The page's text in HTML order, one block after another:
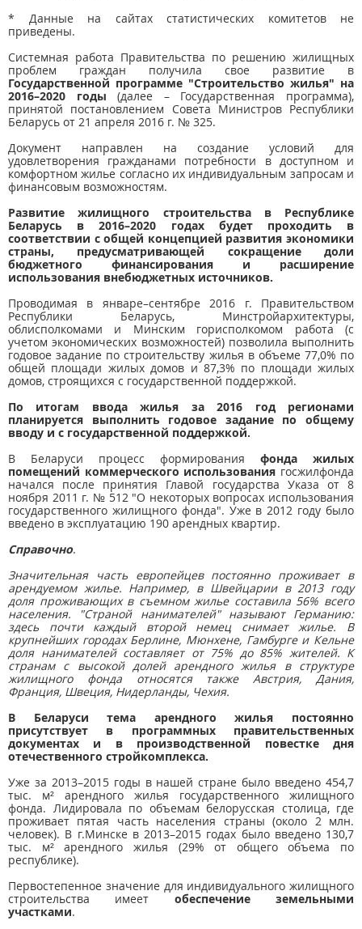
* Данные на сайтах статистических комитетов не
приведены.
Системная работа Правительства по решению жилищных
проблем граждан получила свое развитие в
Государственной программе "Строительство жилья" на
2016–2020 годы (далее – Государственная программа),
принятой постановлением Совета Министров Республики
Беларусь от 21 апреля 2016 г. № 325.
Документ направлен на создание условий для
удовлетворения гражданами потребности в доступном и
комфортном жилье согласно их индивидуальным запросам и
финансовым возможностям.
Развитие жилищного строительства в Республике
Беларусь в 2016–2020 годах будет проходить в
соответствии с общей концепцией развития экономики
страны, предусматривающей сокращение доли
бюджетного финансирования и расширение
использования внебюджетных источников.
Проводимая в январе–сентябре 2016 г. Правительством
Республики Беларусь, Минстройархитектуры,
облисполкомами и Минским горисполкомом работа (с
учетом экономических возможностей) позволила выполнить
годовое задание по строительству жилья в объеме 77,0% по
общей площади жилых домов и 87,3% по площади жилых
домов, строящихся с государственной поддержкой.
По итогам ввода жилья за 2016 год регионами
планируется выполнить годовое задание по общему
вводу и с государственной поддержкой.
В Беларуси процесс формирования фонда жилых
помещений коммерческого использования госжилфонда
начался после принятия Главой государства Указа от 8
ноября 2011 г. № 512 "О некоторых вопросах использования
государственного жилищного фонда". Уже в 2012 году было
введено в эксплуатацию 190 арендных квартир.
Справочно.
Значительная часть европейцев постоянно проживает в
арендуемом жилье. Например, в Швейцарии в 2013 году
доля проживающих в съемном жилье составила 56% всего
населения. "Страной нанимателей" называют Германию:
здесь почти каждый второй немец снимает жилье. В
крупнейших городах Берлине, Мюнхене, Гамбурге и Кельне
доля нанимателей составляет от 75% до 85% жителей. К
странам с высокой долей арендного жилья в структуре
жилищного фонда относятся также Австрия, Дания,
Франция, Швеция, Нидерланды, Чехия.
В Беларуси тема арендного жилья постоянно
присутствует в программных правительственных
документах и в производственной повестке дня
отечественного стройкомплекса.
Уже за 2013–2015 годы в нашей стране было введено 454,7
тыс. м² арендного жилья государственного жилищного
фонда. Лидировала по объемам белорусская столица, где
проживает пятая часть населения страны (около 2 млн.
человек). В г.Минске в 2013–2015 годах было введено 130,7
тыс. м² арендного жилья (29% от общего объема по
республике).
Первостепенное значение для индивидуального жилищного
строительства имеет обеспечение земельными
участками.